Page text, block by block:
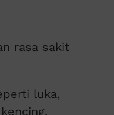
rasa sakit
luka,